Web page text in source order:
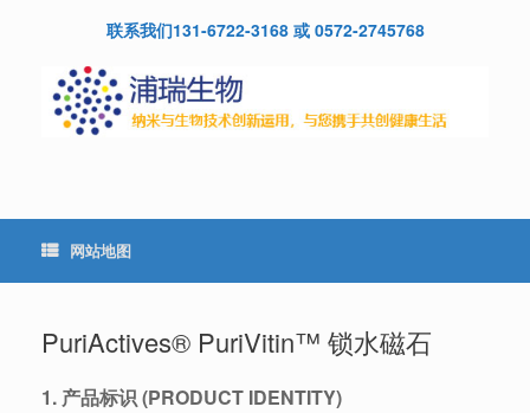
联系我们131-6722-3168 或 0572-2745768
网站地图
PuriActives® PuriVitin™ 锁水磁石
1. 产品标识 (PRODUCT IDENTITY)